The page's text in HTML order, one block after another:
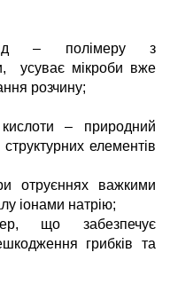
– полімеру з
усуває мікроби вже
розчину;
кислоти – природний
елементів
отруєннях важкими
іонами натрію;
що забезпечує
грибків та